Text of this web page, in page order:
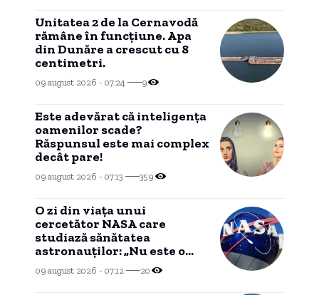
Unitatea 2 de la Cernavodă
rămâne în funcțiune. Apa
din Dunăre a crescut cu 8
centimetri.
09 august 2026 - 07:24 9
Este adevărat că inteligența
oamenilor scade?
Răspunsul este mai complex
decât pare!
09 august 2026 - 07:13 359
O zi din viața unui
cercetător NASA care
studiază sănătatea
astronauților: „Nu este o
știință complicată”
09 august 2026 - 07:12 20